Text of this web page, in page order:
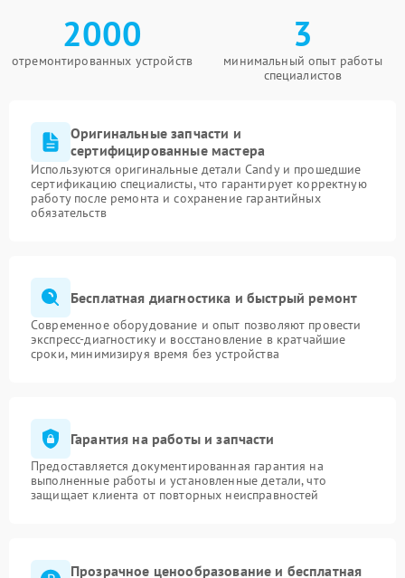
2000
отремонтированных устройств
3
минимальный опыт работы
специалистов
Оригинальные запчасти и
сертифицированные мастера
Используются оригинальные детали Candy и прошедшие
сертификацию специалисты, что гарантирует корректную
работу после ремонта и сохранение гарантийных
обязательств
Бесплатная диагностика и быстрый ремонт
Современное оборудование и опыт позволяют провести
экспресс-диагностику и восстановление в кратчайшие
сроки, минимизируя время без устройства
Гарантия на работы и запчасти
Предоставляется документированная гарантия на
выполненные работы и установленные детали, что
защищает клиента от повторных неисправностей
Прозрачное ценообразование и бесплатная